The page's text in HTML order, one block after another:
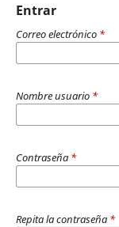
Entrar
Correo electrónico *
Nombre usuario *
Contraseña *
Repita la contraseña *